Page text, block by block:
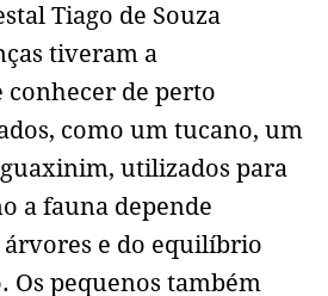
Tiago de Souza
tiveram a
de perto
como um tucano, um
utilizados para
a fauna depende
e do equilíbrio
Os pequenos também